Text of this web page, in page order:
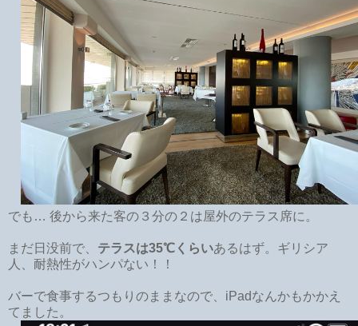
でも… 後から来た客の３分の２は屋外のテラス席に。
まだ日没前で、 テラスは35℃くらいあるはず。ギリシア
人、耐熱性がハンパない！！
バーで食事するつもりのままなので、iPadなんかもかかえ
てました。